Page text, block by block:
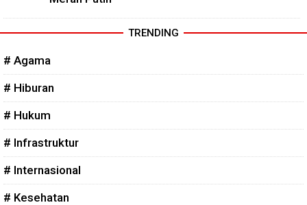
TRENDING
# Agama
# Hiburan
# Hukum
# Infrastruktur
# Internasional
# Kesehatan